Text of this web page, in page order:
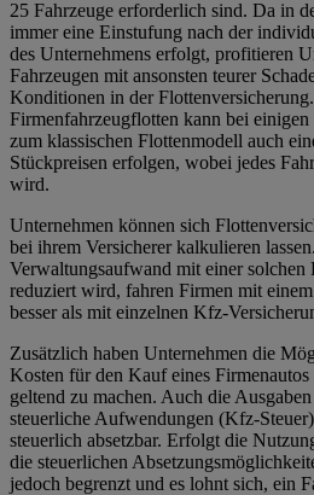
25 Fahrzeuge erforderlich sind. Da in
immer eine Einstufung nach der
des Unternehmens erfolgt, profitieren
Fahrzeugen mit ansonsten teurer
Konditionen in der
Firmenfahrzeugflotten kann bei
zum klassischen Flottenmodell auch
Stückpreisen erfolgen, wobei jedes
wird.
Unternehmen können sich
bei ihrem Versicherer kalkulieren
Verwaltungsaufwand mit einer solchen
reduziert wird, fahren Firmen mit
besser als mit einzelnen Kfz-
Zusätzlich haben Unternehmen die
Kosten für den Kauf eines
geltend zu machen. Auch die
steuerliche Aufwendungen (Kfz-
steuerlich absetzbar. Erfolgt die
die steuerlichen
jedoch begrenzt und es lohnt sich, ein